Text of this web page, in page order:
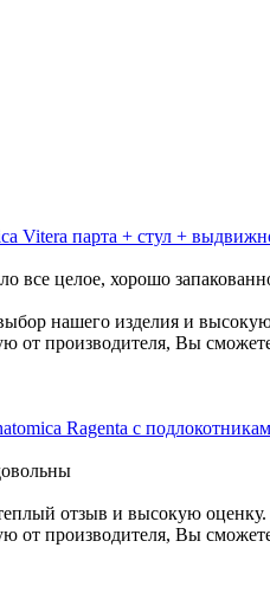
Vitera парта + стул +
все целое, хорошо
нашего изделия и
от производителя, Вы
Ragenta с
отзыв и высокую
от производителя, Вы